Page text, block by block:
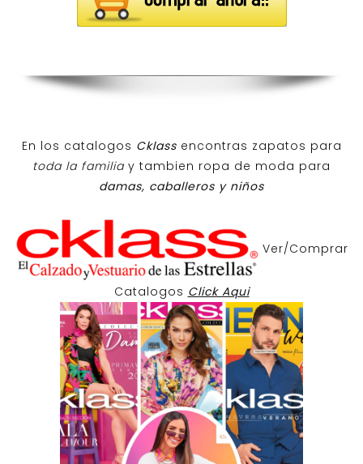
En los catalogos Cklass encontras zapatos para
toda la familiay tambien ropa de moda para
damas, caballeros y niños
Ver/Comprar
Catalogos Click Aqui